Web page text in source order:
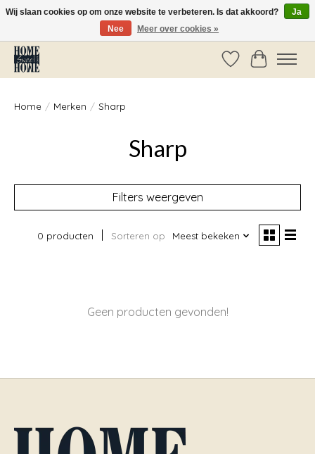
Vóór 14:00 besteld, dezelfde dag verzonden!
Verlanglijst
Home / Merken / Sharp
Sharp
Filters weergeven
0 producten Sorteren op Meest bekeken
Geen producten gevonden!
Wij slaan cookies op om onze website te verbeteren. Is dat akkoord?
Ja
Nee
Meer over cookies »